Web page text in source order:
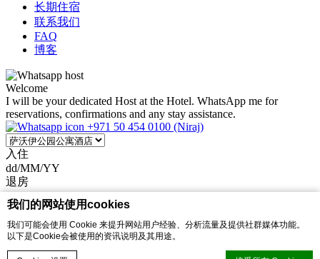
我们的网站使用cookies
我们可能会使用 Cookie 来提升网站用户经验、分析流量及提供社群媒体功能。
以下是Cookie会被使用的资讯说明及其用途。
长期住宿
联系我们
FAQ
博客
Welcome
I will be your dedicated Host at the Hotel. WhatsApp me for
reservations, confirmations and any stay assistance.
+971 50 454 0100 (Niraj)
入住
dd/MM/YY
退房
dd/MM/YY
优惠代码
马上预订